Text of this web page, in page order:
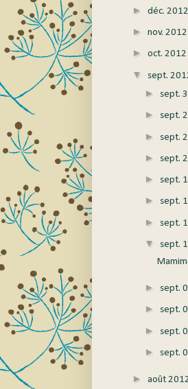
► déc. 2012
► nov. 2012
► oct. 2012
▼ sept.
► sept.
► sept.
► sept.
► sept.
► sept.
► sept.
► sept.
▼ sept.
► sept.
► sept.
► sept.
► sept.
► août